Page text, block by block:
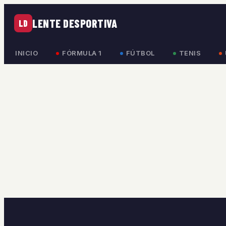
LD LENTE DESPORTIVA
INICIO FÓRMULA 1 FÚTBOL TENIS